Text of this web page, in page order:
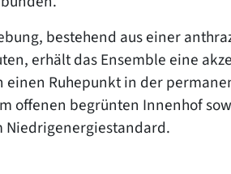
bestehend aus einer
erhält das Ensemble eine
einen Ruhepunkt in der
offenen begrünten Innenhof
Niedrigenergiestandard.